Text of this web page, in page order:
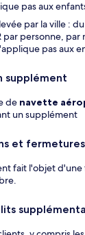
pas aux
par la ville :
par personne, par
pas aux
supplément
de navette
un supplément
et fermetures
fait l'objet